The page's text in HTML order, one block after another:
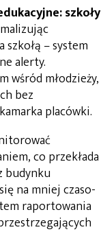
szkoły
– system
alerty.
wśród młodzieży,
bez
placówki.
co przekłada
budynku
na mniej czaso-
raportowania